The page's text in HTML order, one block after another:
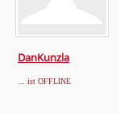
DanKunzla
... ist OFFLINE